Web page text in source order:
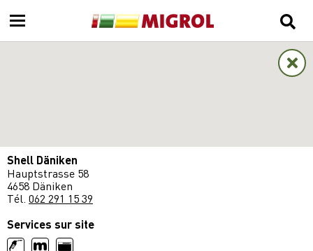
Shell Däniken
Hauptstrasse 58
4658 Däniken
Tél. 062 291 15 39
Services sur site